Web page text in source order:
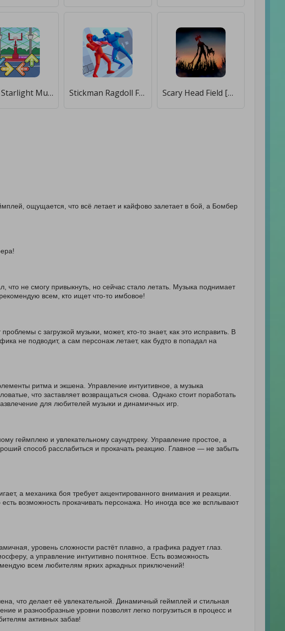
Super Starlight Music Show: Hex x Starlight Mayhem [Бесплатные покупки] Stickman Ragdoll Fighter [Много монет] Scary Head Field [Много монет]
ощущается, что всё летает и кайфово залетает в бой, а Бомбер
что не смогу привыкнуть, но сейчас стало летать. Музыка поднимает
всем, кто ищет что-то имбовое!
с загрузкой музыки, может, кто-то знает, как это исправить. В
не подводит, а сам персонаж летает, как будто в попадал на
ритма и экшена. Управление интуитивное, а музыка
что заставляет возвращаться снова. Однако стоит поработать
для любителей музыки и динамичных игр.
геймплею и увлекательному саундтреку. Управление простое, а
способ расслабиться и прокачать реакцию. Главное — не забыть
а механика боя требует акцентированного внимания и реакции.
возможность прокачивать персонажа. Но иногда все же всплывают
уровень сложности растёт плавно, а графика радует глаз.
а управление интуитивно понятное. Есть возможность
всем любителям ярких аркадных приключений!
что делает её увлекательной. Динамичный геймплей и стильная
и разнообразные уровни позволят легко погрузиться в процесс и
активных забав!